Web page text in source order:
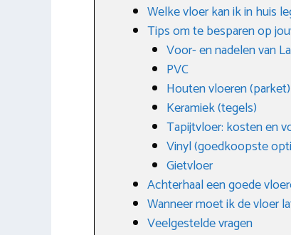
Welke vloer kan ik in huis
Tips om te besparen op
Voor- en nadelen van
PVC
Houten vloeren (parket)
Keramiek (tegels)
Tapijtvloer: kosten en
Vinyl (goedkoopste
Gietvloer
Achterhaal een goede
Wanneer moet ik de vloer
Veelgestelde vragen